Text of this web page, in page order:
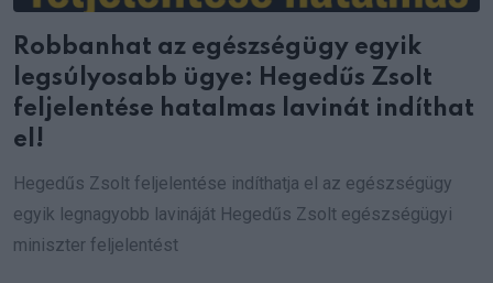
Robbanhat az egészségügy egyik
legsúlyosabb ügye: Hegedűs Zsolt
feljelentése hatalmas lavinát indíthat
el!
Hegedűs Zsolt feljelentése indíthatja el az egészségügy
egyik legnagyobb lavináját Hegedűs Zsolt egészségügyi
miniszter feljelentést